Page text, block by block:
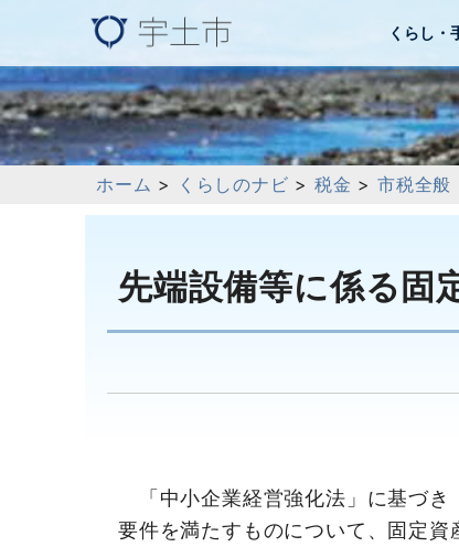
くらし・
ホーム > くらしのナビ >税金 >市税全般
先端設備等に係る固
「中小企業経営強化法」に基づき
要件を満たすものについて、固定資